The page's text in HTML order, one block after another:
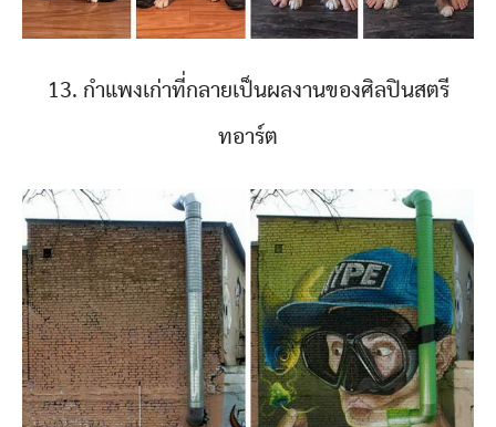
13. กำแพงเก่าที่กลายเป็นผลงานของศิลปินสตรี
ทอาร์ต